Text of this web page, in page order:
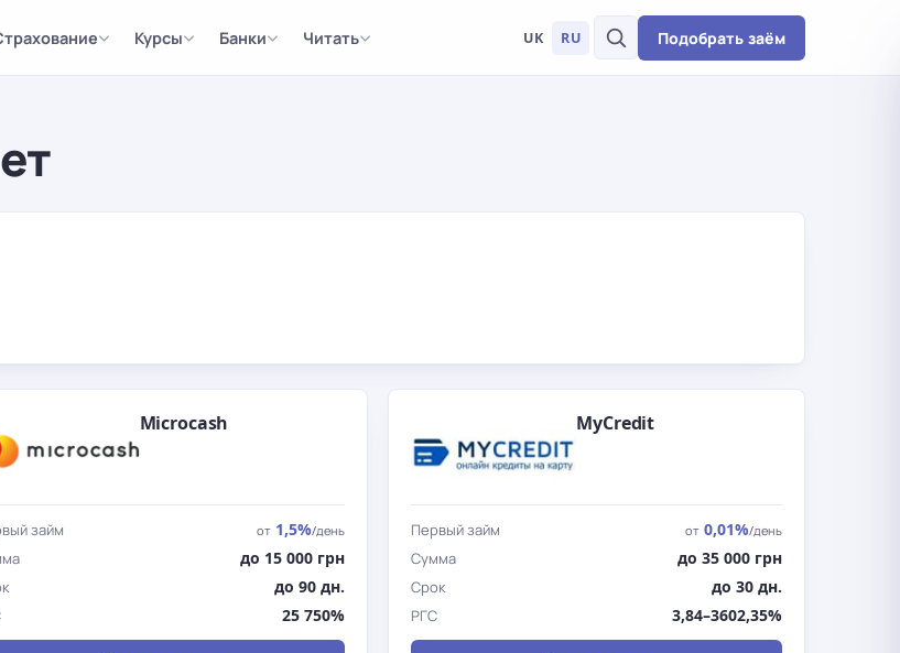
Курсы Банки Читать UK RU Подобрать заём
Microcash
займ от 1,5%/день
до 15 000 грн
до 90 дн.
25 750%
MyCredit
Первый займ от 0,01%/день
Сумма до 35 000 грн
Срок до 30 дн.
РГС 3,84–3602,35%